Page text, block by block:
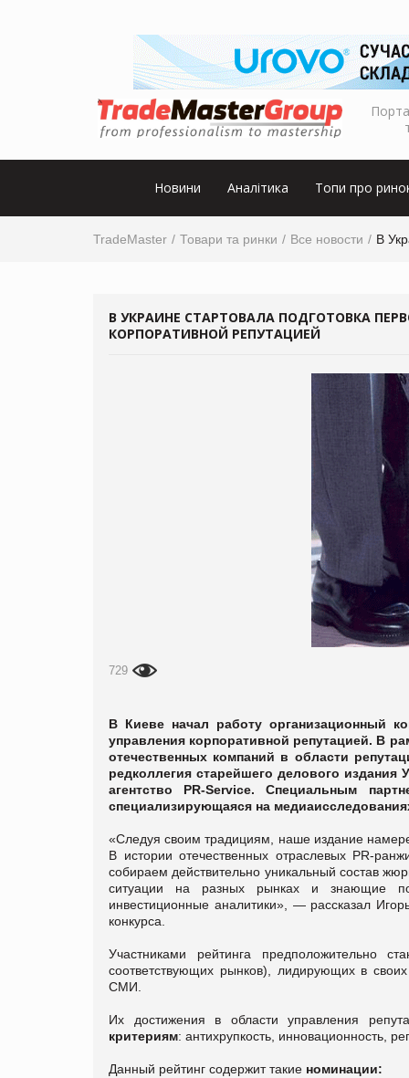
Новини Аналітика Топи про
TradeMaster Товари та ринки Все новости В
В УКРАИНЕ СТАРТОВАЛА ПОДГОТОВКА
КОРПОРАТИВНОЙ РЕПУТАЦИЕЙ
729
В Киеве начал работу организационный
управления корпоративной репутацией. В
отечественных компаний в области
редколлегия старейшего делового
агентство PR-Service. Специальным
специализирующаяся на
«Следуя своим традициям, наше издание
В истории отечественных отраслевых PR-
собираем действительно уникальный состав
ситуации на разных рынках и знающие
инвестиционные аналитики», — рассказал
конкурса.
Участниками рейтинга предположительно
соответствующих рынков), лидирующих в
СМИ.
Их достижения в области управления
критериям: антихрупкость, инновационность,
Данный рейтинг содержит такие номинации: